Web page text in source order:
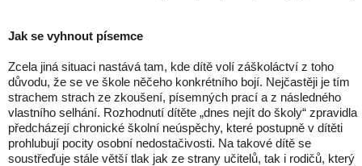
Jak se vyhnout písemce
Zcela jiná situaci nastává tam, kde dítě volí záškoláctví z toho
důvodu, že se ve škole něčeho konkrétního bojí. Nejčastěji je tím
strachem strach ze zkoušení, písemných prací a z následného
vlastního selhání. Rozhodnutí dítěte „dnes nejít do školy“ zpravidla
předcházejí chronické školní neúspěchy, které postupně v dítěti
prohlubují pocity osobní nedostačivosti. Na takové dítě se
soustřeďuje stále větší tlak jak ze strany učitelů, tak i rodičů, který